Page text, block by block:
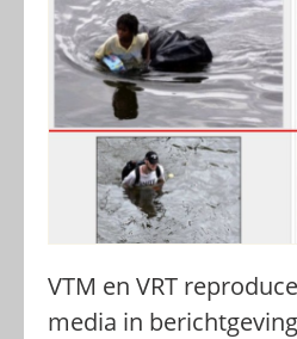
VTM en VRT
media in